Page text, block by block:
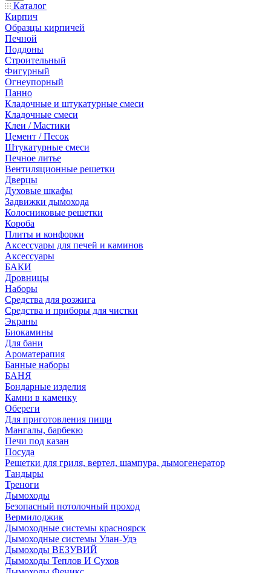
Каталог
Кирпич
Образцы кирпичей
Печной
Поддоны
Строительный
Фигурный
Огнеупорный
Панно
Кладочные и штукатурные смеси
Кладочные смеси
Клеи / Мастики
Цемент / Песок
Штукатурные смеси
Печное литье
Вентиляционные решетки
Дверцы
Духовые шкафы
Задвижки дымохода
Колосниковые решетки
Короба
Плиты и конфорки
Аксессуары для печей и каминов
Аксессуары
БАКИ
Дровницы
Наборы
Средства для розжига
Средства и приборы для чистки
Экраны
Биокамины
Для бани
Ароматерапия
Банные наборы
БАНЯ
Бондарные изделия
Камни в каменку
Обереги
Для приготовления пищи
Мангалы, барбекю
Печи под казан
Посуда
Решетки для гриля, вертел, шампура, дымогенератор
Тандыры
Треноги
Дымоходы
Безопасный потолочный проход
Вермилоджик
Дымоходные системы красноярск
Дымоходные системы Улан-Удэ
Дымоходы ВЕЗУВИЙ
Дымоходы Теплов И Сухов